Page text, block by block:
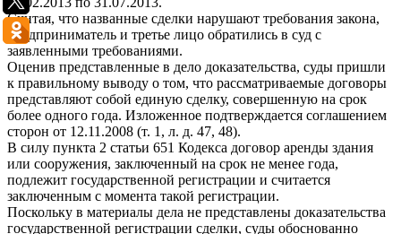
Считая, что названные сделки нарушают требования закона,
предприниматель и третье лицо обратились в суд с
заявленными требованиями.
Оценив представленные в дело доказательства, суды пришли
к правильному выводу о том, что рассматриваемые договоры
представляют собой единую сделку, совершенную на срок
более одного года. Изложенное подтверждается соглашением
сторон от 12.11.2008 (т. 1, л. д. 47, 48).
В силу пункта 2 статьи 651 Кодекса договор аренды здания
или сооружения, заключенный на срок не менее года,
подлежит государственной регистрации и считается
заключенным с момента такой регистрации.
Поскольку в материалы дела не представлены доказательства
государственной регистрации сделки, суды обоснованно